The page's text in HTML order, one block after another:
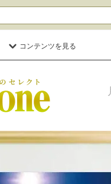
コンテンツを見る